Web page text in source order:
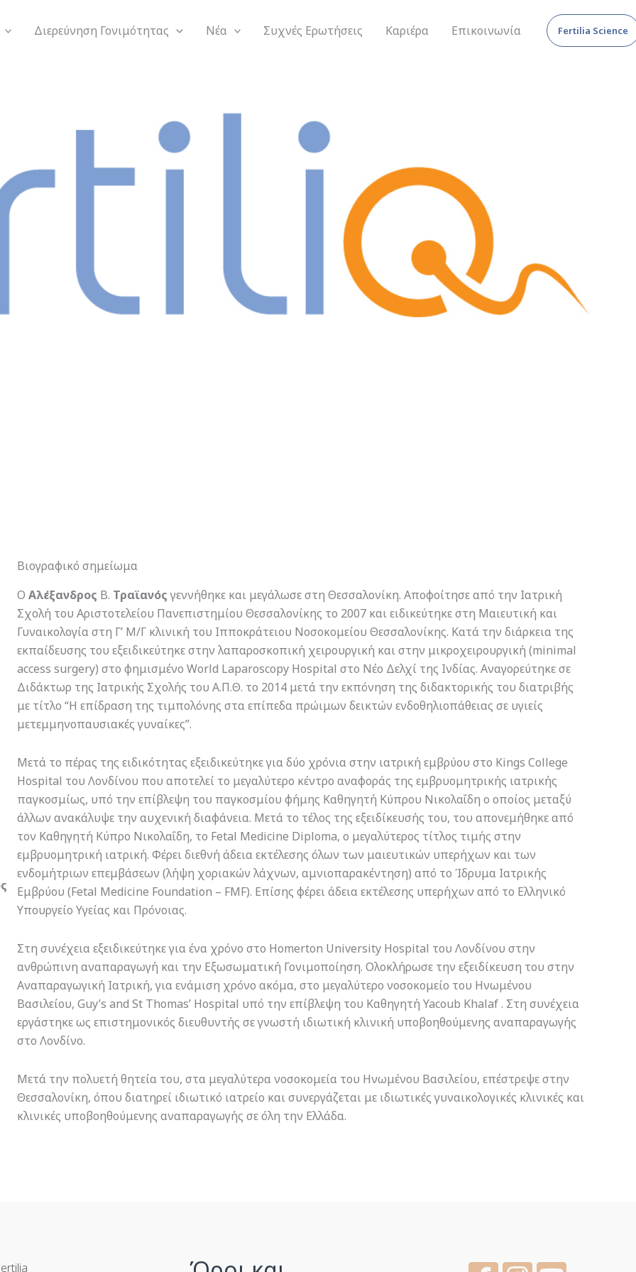
Διερεύνηση Γονιμότητας Νέα Συχνές Ερωτήσεις Καριέρα Επικοινωνία Fertilia Science
Βιογραφικό σημείωμα
Ο Αλέξανδρος Β. Τραϊανόςγεννήθηκε και μεγάλωσε στη Θεσσαλονίκη. Αποφοίτησε από την Ιατρική
Σχολή του Αριστοτελείου Πανεπιστημίου Θεσσαλονίκης το 2007 και ειδικεύτηκε στη Μαιευτική και
Γυναικολογία στη Γ’ Μ/Γ κλινική του Ιπποκράτειου Νοσοκομείου Θεσσαλονίκης. Κατά την διάρκεια της
εκπαίδευσης του εξειδικεύτηκε στην λαπαροσκοπική χειρουργική και στην μικροχειρουργική (minimal
access surgery) στο φημισμένο World Laparoscopy Hospital στο Νέο Δελχί της Ινδίας. Αναγορεύτηκε σε
Διδάκτωρ της Ιατρικής Σχολής του Α.Π.Θ. το 2014 μετά την εκπόνηση της διδακτορικής του διατριβής
με τίτλο “Η επίδραση της τιμπολόνης στα επίπεδα πρώιμων δεικτών ενδοθηλιοπάθειας σε υγιείς
μετεμμηνοπαυσιακές γυναίκες”.
Μετά το πέρας της ειδικότητας εξειδικεύτηκε για δύο χρόνια στην ιατρική εμβρύου στο Kings College
Hospital του Λονδίνου που αποτελεί το μεγαλύτερο κέντρο αναφοράς της εμβρυομητρικής ιατρικής
παγκοσμίως, υπό την επίβλεψη του παγκοσμίου φήμης Καθηγητή Κύπρου Νικολαΐδη ο οποίος μεταξύ
άλλων ανακάλυψε την αυχενική διαφάνεια. Μετά το τέλος της εξειδίκευσής του, του απονεμήθηκε από
τον Καθηγητή Κύπρο Νικολαΐδη, το Fetal Medicine Diploma, ο μεγαλύτερος τίτλος τιμής στην
εμβρυομητρική ιατρική. Φέρει διεθνή άδεια εκτέλεσης όλων των μαιευτικών υπερήχων και των
ενδομήτριων επεμβάσεων (λήψη χοριακών λάχνων, αμνιοπαρακέντηση) από το Ίδρυμα Ιατρικής
Εμβρύου (Fetal Medicine Foundation – FMF). Επίσης φέρει άδεια εκτέλεσης υπερήχων από το Ελληνικό
Υπουργείο Υγείας και Πρόνοιας.
Στη συνέχεια εξειδικεύτηκε για ένα χρόνο στο Homerton University Hospital του Λονδίνου στην
ανθρώπινη αναπαραγωγή και την Εξωσωματική Γονιμοποίηση. Ολοκλήρωσε την εξειδίκευση του στην
Αναπαραγωγική Ιατρική, για ενάμιση χρόνο ακόμα, στο μεγαλύτερο νοσοκομείο του Ηνωμένου
Βασιλείου, Guy’s and St Thomas’ Hospital υπό την επίβλεψη του Καθηγητή Yacoub Khalaf . Στη συνέχεια
εργάστηκε ως επιστημονικός διευθυντής σε γνωστή ιδιωτική κλινική υποβοηθούμενης αναπαραγωγής
στο Λονδίνο.
Μετά την πολυετή θητεία του, στα μεγαλύτερα νοσοκομεία του Ηνωμένου Βασιλείου, επέστρεψε στην
Θεσσαλονίκη, όπου διατηρεί ιδιωτικό ιατρείο και συνεργάζεται με ιδιωτικές γυναικολογικές κλινικές και
κλινικές υποβοηθούμενης αναπαραγωγής σε όλη την Ελλάδα.